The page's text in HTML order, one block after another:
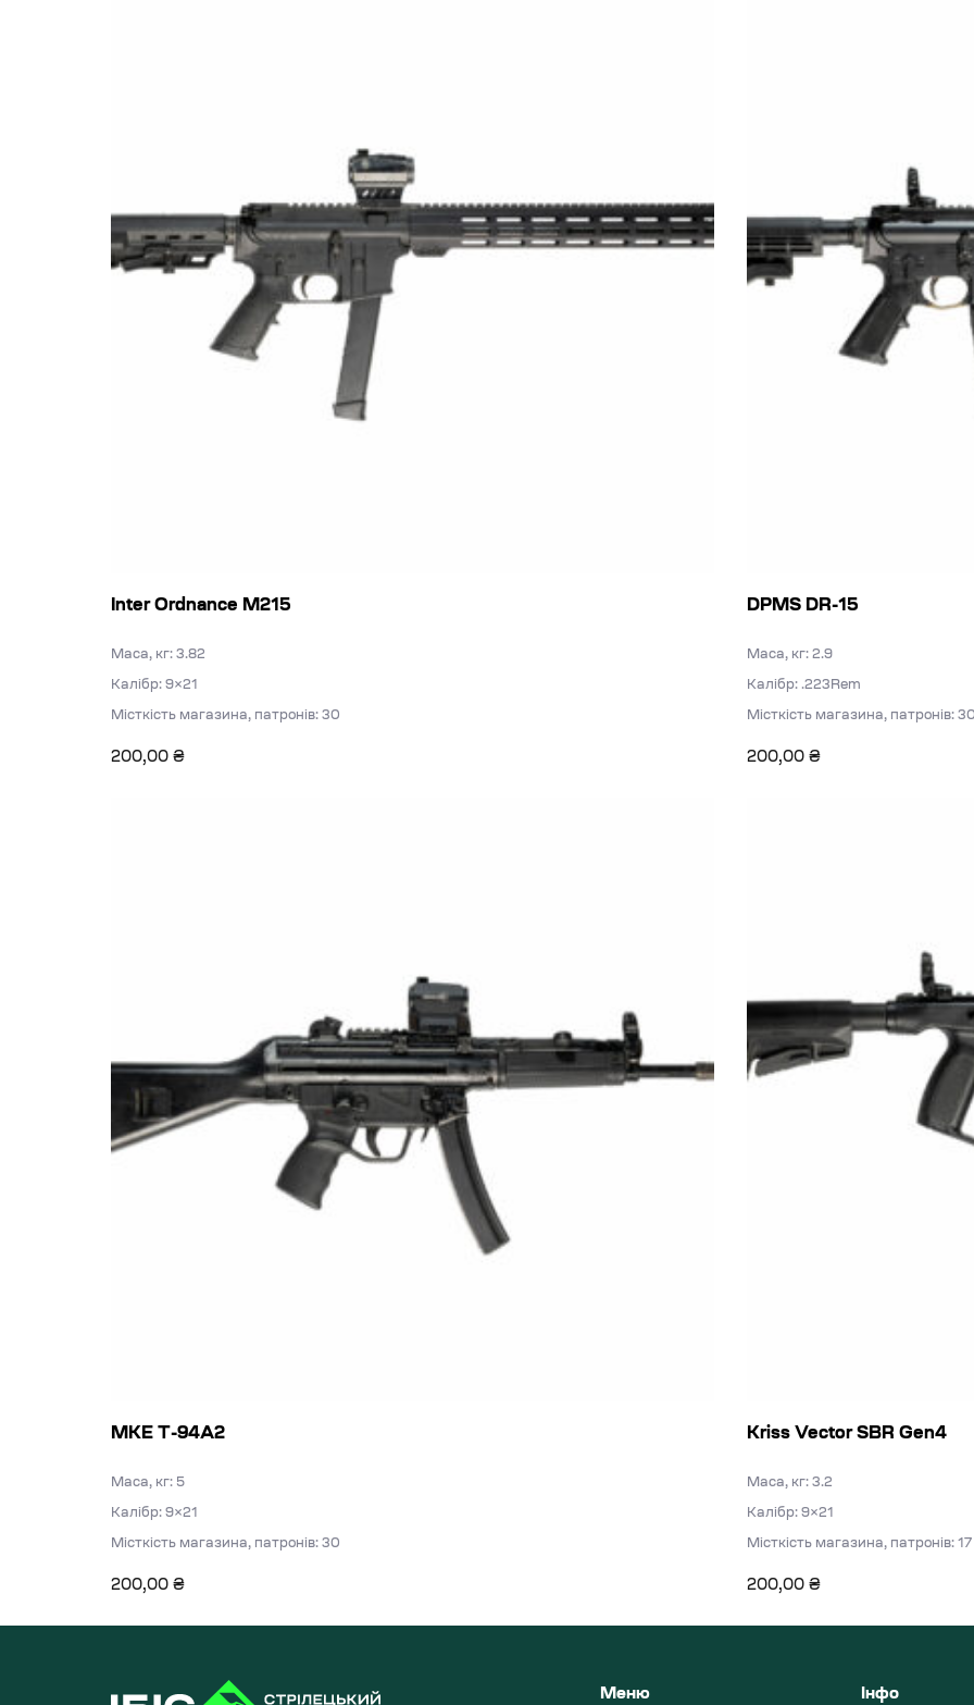
Inter Ordnance M215
Маса, кг: 3.82
Калібр: 9×21
Місткість магазина, патронів: 30
200,00 ₴
DPMS DR-15
Маса, кг: 2.9
Калібр: .223Rem
Місткість магазина, патронів:
200,00 ₴
MKE T-94A2
Маса, кг: 5
Калібр: 9×21
Місткість магазина, патронів: 30
200,00 ₴
Kriss Vector SBR Gen4
Маса, кг: 3.2
Калібр: 9×21
Місткість магазина, патронів: 17
200,00 ₴
Меню Інфо